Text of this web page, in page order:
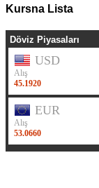
Kursna Lista